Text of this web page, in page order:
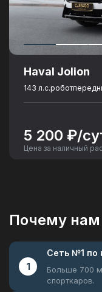
Haval Jolion
143 л.с.робот
5 200 ₽/
Цена за наличный
Почему
1
Сеть №1 по
Больше 700
спорткаров.